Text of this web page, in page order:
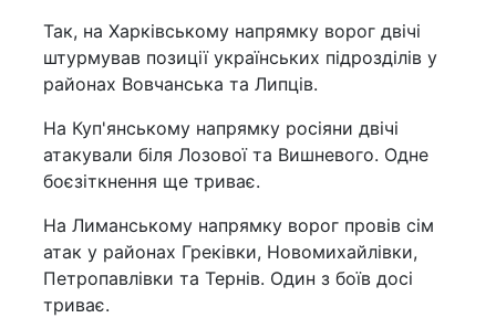
Так, на Харківському напрямку ворог двічі
штурмував позиції українських підрозділів у
районах Вовчанська та Липців.
На Куп'янському напрямку росіяни двічі
атакували біля Лозової та Вишневого. Одне
боєзіткнення ще триває.
На Лиманському напрямку ворог провів сім
атак у районах Греківки, Новомихайлівки,
Петропавлівки та Тернів. Один з боїв досі
триває.